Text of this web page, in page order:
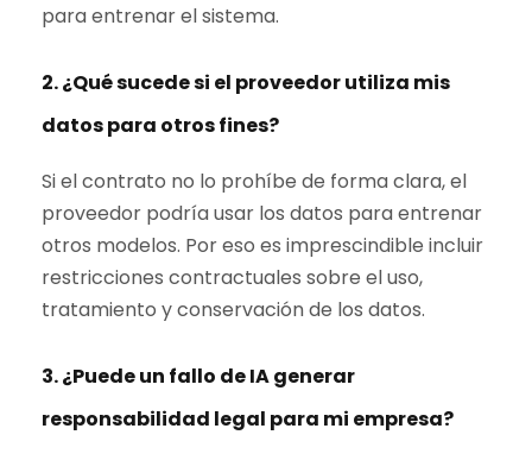
para entrenar el sistema.
2. ¿Qué sucede si el proveedor utiliza mis
datos para otros fines?
Si el contrato no lo prohíbe de forma clara, el
proveedor podría usar los datos para entrenar
otros modelos. Por eso es imprescindible incluir
restricciones contractuales sobre el uso,
tratamiento y conservación de los datos.
3. ¿Puede un fallo de IA generar
responsabilidad legal para mi empresa?